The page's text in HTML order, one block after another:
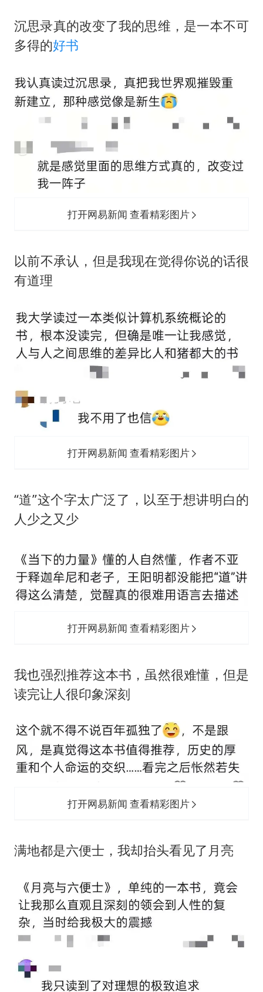
沉思录真的改变了我的思维，是一本不可
多得的好书
打开网易新闻 查看精彩图片
‬以前不承认，但是我现在觉得你说的话很
有道理
打开网易新闻 查看精彩图片
‬“道”这个字太广泛了，以至于想讲明白的
人少之又少
打开网易新闻 查看精彩图片
‬我也强烈推荐这本书，虽然很难懂，但是
读完让人很印象深刻
打开网易新闻 查看精彩图片
‬满地都是六便士，我却抬头看见了月亮